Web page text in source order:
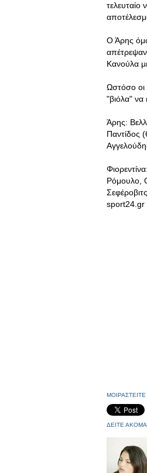
Ο Άρης
Κανούλα
Ωστόσο οι
"βιόλα" να
Άρης:
Παντίδος
Ρόμουλο,
sport24.gr
ΜΟΙΡΑΣΤΕΙΤΕ
ΔΕΙΤΕ ΑΚΟΜΑ